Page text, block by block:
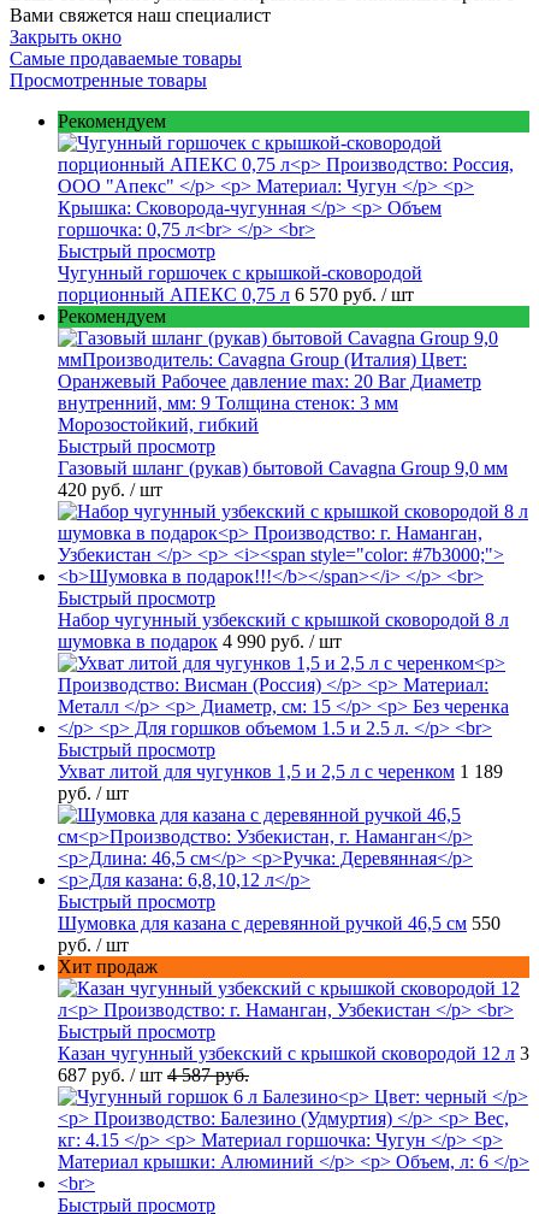
Вами свяжется наш специалист
Закрыть окно
Самые продаваемые товары
Просмотренные товары
Рекомендуем
Быстрый просмотр
Чугунный горшочек с крышкой-сковородой
порционный АПЕКС 0,75 л 6 570 руб. / шт
Рекомендуем
Быстрый просмотр
Газовый шланг (рукав) бытовой Cavagna Group 9,0 мм
420 руб. / шт
Быстрый просмотр
Набор чугунный узбекский с крышкой сковородой 8 л
шумовка в подарок 4 990 руб. / шт
Быстрый просмотр
Ухват литой для чугунков 1,5 и 2,5 л с черенком 1 189
руб. / шт
Быстрый просмотр
Шумовка для казана с деревянной ручкой 46,5 см 550
руб. / шт
Хит продаж
Быстрый просмотр
Казан чугунный узбекский с крышкой сковородой 12 л 3
687 руб. / шт 4 587 руб.
Быстрый просмотр